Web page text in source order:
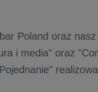
Poland oraz
i media" oraz